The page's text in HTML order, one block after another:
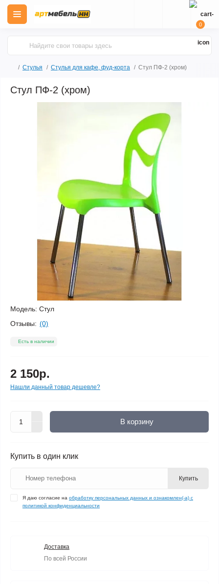
0
Стулья Стулья для кафе, фуд-корта Стул ПФ-2 (хром)
Стул ПФ-2 (хром)
Модель: Стул
Отзывы: (0)
Есть в наличии
2 150р.
Нашли данный товар дешевле?
В корзину
Купить в один клик
Купить
Я даю согласие на обработку персональных данных и ознакомлен(-а) с
политикой конфиденциальности
Доставка
По всей России